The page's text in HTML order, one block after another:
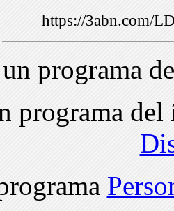
https://3abn.com/
programa
programa